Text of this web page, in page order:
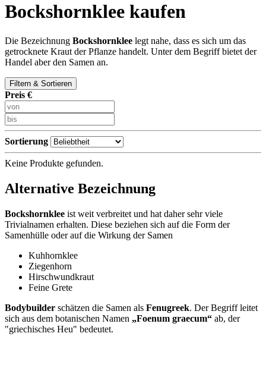
Bockshornklee kaufen
Die Bezeichnung Bockshornklee legt nahe, dass es sich um das
getrocknete Kraut der Pflanze handelt. Unter dem Begriff bietet der
Handel aber den Samen an.
Filtern & Sortieren
Preis €
Sortierung
Keine Produkte gefunden.
Alternative Bezeichnung
Bockshornklee ist weit verbreitet und hat daher sehr viele
Trivialnamen erhalten. Diese beziehen sich auf die Form der
Samenhülle oder auf die Wirkung der Samen
Kuhhornklee
Ziegenhorn
Hirschwundkraut
Feine Grete
Bodybuilder schätzen die Samen als Fenugreek. Der Begriff leitet
sich aus dem botanischen Namen „Foenum graecum“ ab, der
"griechisches Heu" bedeutet.